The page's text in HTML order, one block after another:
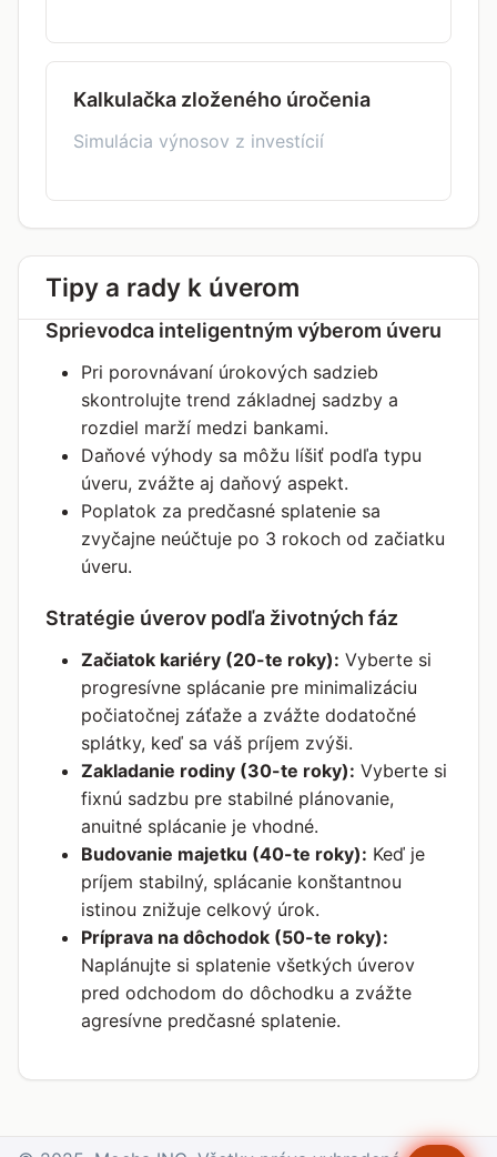
Kalkulačka zloženého úročenia
Simulácia výnosov z investícií
Tipy a rady k úverom
Sprievodca inteligentným výberom úveru
Pri porovnávaní úrokových sadzieb
skontrolujte trend základnej sadzby a
rozdiel marží medzi bankami.
Daňové výhody sa môžu líšiť podľa typu
úveru, zvážte aj daňový aspekt.
Poplatok za predčasné splatenie sa
zvyčajne neúčtuje po 3 rokoch od začiatku
úveru.
Stratégie úverov podľa životných fáz
Začiatok kariéry (20-te roky): Vyberte si
progresívne splácanie pre minimalizáciu
počiatočnej záťaže a zvážte dodatočné
splátky, keď sa váš príjem zvýši.
Zakladanie rodiny (30-te roky): Vyberte si
fixnú sadzbu pre stabilné plánovanie,
anuitné splácanie je vhodné.
Budovanie majetku (40-te roky): Keď je
príjem stabilný, splácanie konštantnou
istinou znižuje celkový úrok.
Príprava na dôchodok (50-te roky):
Naplánujte si splatenie všetkých úverov
pred odchodom do dôchodku a zvážte
agresívne predčasné splatenie.